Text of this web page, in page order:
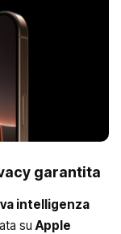
garantita
intelligenza
suApple